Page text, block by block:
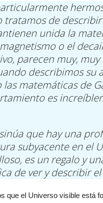
tratamos de
unida la
o el
parecen muy,
describimos su
las matemáticas de
es
que hay una
subyacente en el
es un regalo y
de ver y describir el
que el Universo visible está